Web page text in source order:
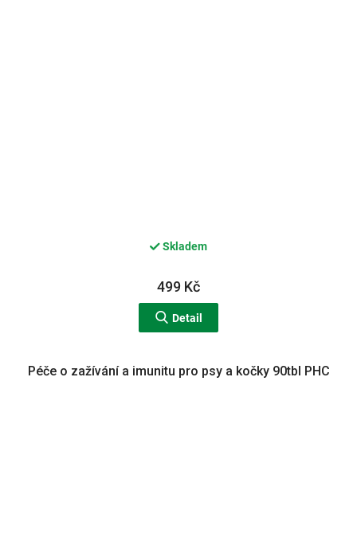
Skladem
499 Kč
Detail
Péče o zažívání a imunitu pro psy a kočky 90tbl PHC